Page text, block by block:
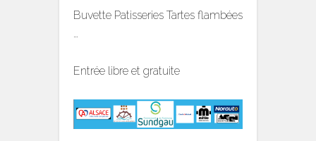
Buvette Patisseries Tartes flambées
…
Entrée libre et gratuite